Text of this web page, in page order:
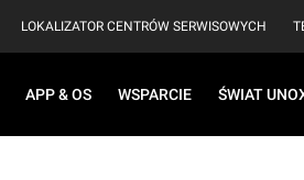
LOKALIZATOR CENTRÓW SERWISOWYCH
APP & OS WSPARCIE ŚWIAT